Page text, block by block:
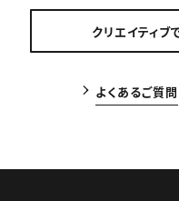
クリエイティブ
よくあるご質問